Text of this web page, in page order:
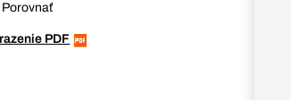
Porovnať
PDF